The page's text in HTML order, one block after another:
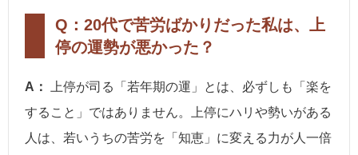
Q：20代で苦労ばかりだった私は、上
停の運勢が悪かった？
A：
上停が司る「若年期の運」とは、必ずしも「楽を
すること」ではありません。上停にハリや勢いがある
人は、若いうちの苦労を「知恵」に変える力が人一倍